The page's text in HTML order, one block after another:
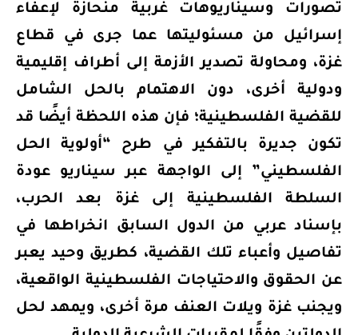
تصورات وسيناريوهات غربية منحازة لإعفاء
إسرائيل من مسئوليتها عما جرى في قطاع
غزة، ومحاولة تصدير الأزمة إلى أطراف إقليمية
ودولية أخرى، دون الاهتمام بالحل الشامل
للقضية الفلسطينية؛ فإن هذه اللحظة أيضًا قد
تكون جديرة بالتفكير في طرح “أولوية الحل
الفلسطيني” إلى الواجهة عبر سيناريو عودة
السلطة الفلسطينية إلى غزة بعد الحرب،
بإسناد عربي من الدول السابق انخراطها في
تفاصيل وأعباء تلك القضية، كطريق وحيد يعبر
عن الحقوق والاحتياجات الفلسطينية الواقعية،
ويجنب غزة ويلات العنف مرة أخرى، ويمهد لحل